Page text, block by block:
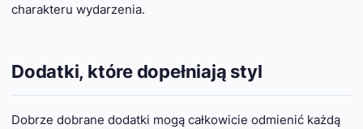
charakteru wydarzenia.
Dodatki, które dopełniają styl
Dobrze dobrane dodatki mogą całkowicie odmienić każdą